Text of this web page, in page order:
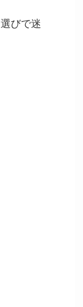
びで迷